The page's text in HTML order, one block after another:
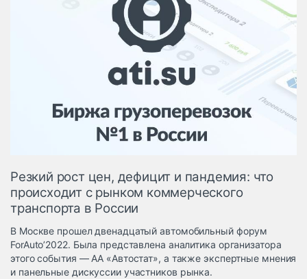
ЭДО, ИТ в
логистике
Дороги,
инфраструктура
Логистика, грузы
Негабаритные и
опасные грузы
Безопасность и
Таможня и ВЭД
Склады и
терминалы
Коммерческий
транспорт
Резкий рост цен, дефицит и пандемия: что
происходит с рынком коммерческого
транспорта в России
В Москве прошел двенадцатый автомобильный форум
ForAuto’2022. Была представлена аналитика организатора
этого события — АА «Автостат», а также экспертные мнения
и панельные дискуссии участников рынка.